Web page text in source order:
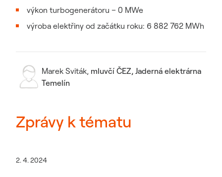
výkon turbogenerátoru – 0 MWe
výroba elektřiny od začátku roku: 6 882 762 MWh
Marek Sviták, mluvčí ČEZ, Jaderná elektrárna
Temelín
Zprávy k tématu
2. 4. 2024